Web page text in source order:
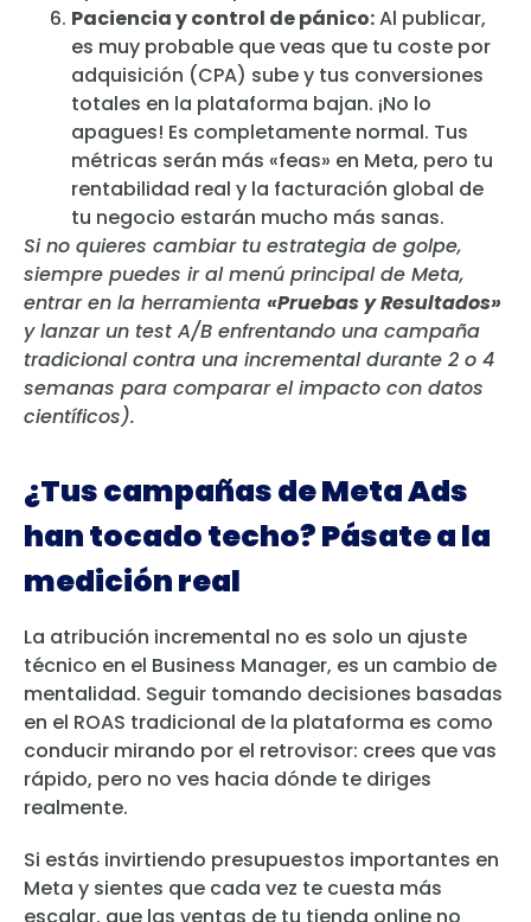
Paciencia y control de pánico:Al publicar,
es muy probable que veas que tu coste por
adquisición (CPA) sube y tus conversiones
totales en la plataforma bajan. ¡No lo
apagues! Es completamente normal. Tus
métricas serán más «feas» en Meta, pero tu
rentabilidad real y la facturación global de
tu negocio estarán mucho más sanas.
Si no quieres cambiar tu estrategia de golpe,
siempre puedes ir al menú principal de Meta,
entrar en la herramienta «Pruebas y Resultados»
y lanzar un test A/B enfrentando una campaña
tradicional contra una incremental durante 2 o 4
semanas para comparar el impacto con datos
científicos).
¿Tus campañas de Meta Ads
han tocado techo? Pásate a la
medición real
La atribución incremental no es solo un ajuste
técnico en el Business Manager, es un cambio de
mentalidad. Seguir tomando decisiones basadas
en el ROAS tradicional de la plataforma es como
conducir mirando por el retrovisor: crees que vas
rápido, pero no ves hacia dónde te diriges
realmente.
Si estás invirtiendo presupuestos importantes en
Meta y sientes que cada vez te cuesta más
escalar, que las ventas de tu tienda online no